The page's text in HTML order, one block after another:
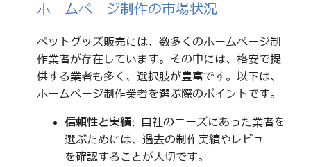
ホームページ制作の市場状況
ペットグッズ販売には、数多くのホームページ制
作業者が存在しています。その中には、格安で提
供する業者も多く、選択肢が豊富です。以下は、
ホームページ制作業者を選ぶ際のポイントです。
信頼性と実績: 自社のニーズにあった業者を
選ぶためには、過去の制作実績やレビュー
を確認することが大切です。